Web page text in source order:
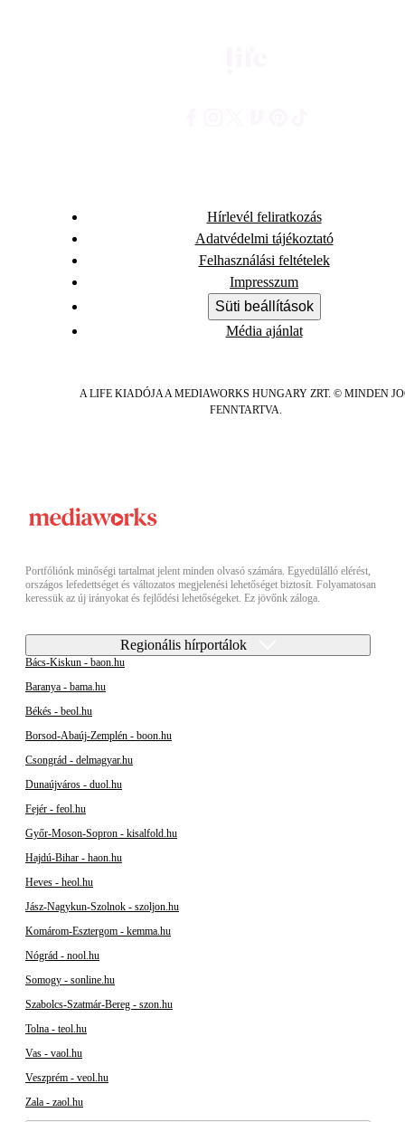
Hírlevél feliratkozás
Adatvédelmi tájékoztató
Felhasználási feltételek
Impresszum
Süti beállítások
Média ajánlat
A LIFE KIADÓJA A MEDIAWORKS HUNGARY ZRT. © MINDEN
FENNTARTVA.
Portfóliónk minőségi tartalmat jelent minden olvasó számára. Egyedülálló elérést,
országos lefedettséget és változatos megjelenési lehetőséget biztosít. Folyamatosan
keressük az új irányokat és fejlődési lehetőségeket. Ez jövőnk záloga.
Regionális hírportálok
Bács-Kiskun - baon.hu
Baranya - bama.hu
Békés - beol.hu
Borsod-Abaúj-Zemplén - boon.hu
Csongrád - delmagyar.hu
Dunaújváros - duol.hu
Fejér - feol.hu
Győr-Moson-Sopron - kisalfold.hu
Hajdú-Bihar - haon.hu
Heves - heol.hu
Jász-Nagykun-Szolnok - szoljon.hu
Komárom-Esztergom - kemma.hu
Nógrád - nool.hu
Somogy - sonline.hu
Szabolcs-Szatmár-Bereg - szon.hu
Tolna - teol.hu
Vas - vaol.hu
Veszprém - veol.hu
Zala - zaol.hu